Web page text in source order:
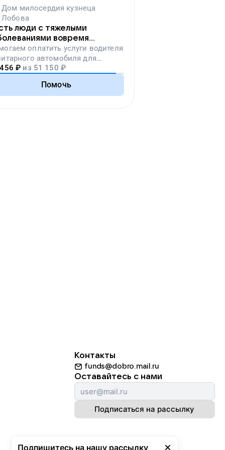
Дом милосердия кузнеца
Лобова
люди с тяжелыми
вовремя
на лечение
оплатить услуги водителя
автомобиля для
тяжелобольных людей
₽ из 51 150 ₽
Помочь
Подпишитесь на нашу рассылку
Контакты
funds@dobro.mail.ru
Оставайтесь с нами
Подписаться на рассылку